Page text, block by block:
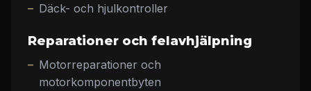
Däck- och hjulkontroller
Reparationer och felavhjälpning
Motorreparationer och
motorkomponentbyten